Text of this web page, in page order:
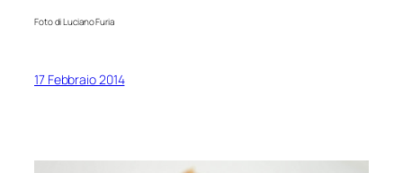
Foto di Luciano Furia
17 Febbraio 2014